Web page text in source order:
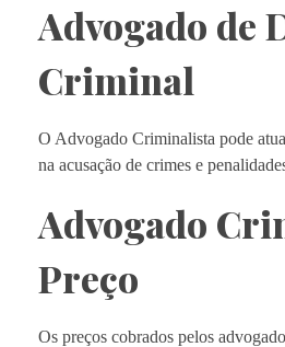
Advogado de
Criminal
O Advogado Criminalista pode
na acusação de crimes e
Advogado
Preço
Os preços cobrados pelos